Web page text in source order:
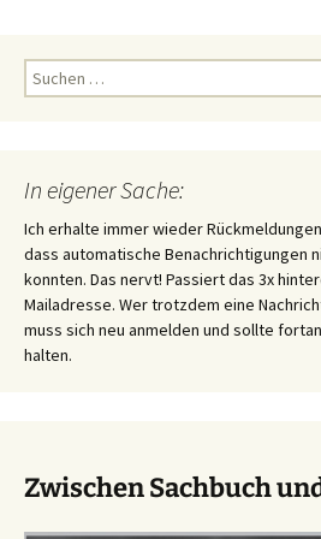
Suchen
nach:
In eigener Sache:
Ich erhalte immer wieder
dass automatische Benachrichtigungen
konnten. Das nervt! Passiert das 3x
Mailadresse. Wer trotzdem eine
muss sich neu anmelden und sollte
halten.
Zwischen Sachbuch